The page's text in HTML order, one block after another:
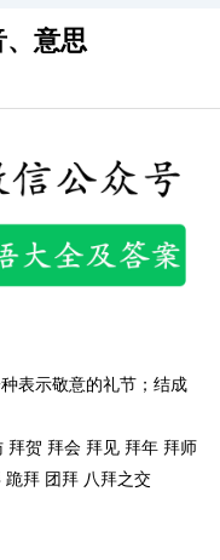
、意思
表示敬意的礼节；结成
拜贺 拜会 拜见 拜年 拜师
拜 团拜 八拜之交